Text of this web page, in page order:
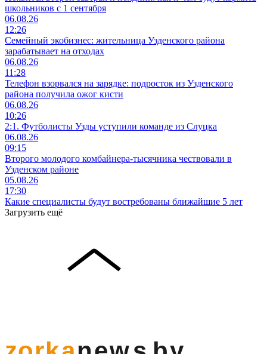
школьников с 1 сентября
06.08.26
12:26
Семейный экобизнес: жительница Узденского района
зарабатывает на отходах
06.08.26
11:28
Телефон взорвался на зарядке: подросток из Узденского
района получила ожог кисти
06.08.26
10:26
2:1. Футболисты Узды уступили команде из Слуцка
06.08.26
09:15
Второго молодого комбайнера-тысячника чествовали в
Узденском районе
05.08.26
17:30
Какие специалисты будут востребованы ближайшие 5 лет
Загрузить ещё